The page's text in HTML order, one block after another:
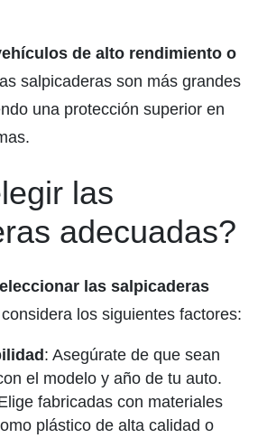
de alto rendimiento o
salpicaderas son más grandes
una protección superior en
las
adecuadas?
las salpicaderas
los siguientes factores:
: Asegúrate de que sean
el modelo y año de tu auto.
fabricadas con materiales
plástico de alta calidad o